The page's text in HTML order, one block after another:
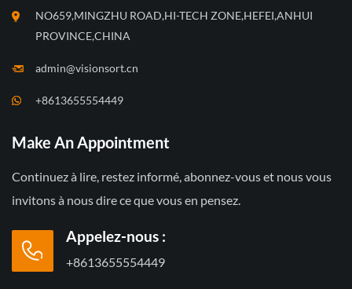
NO659,MINGZHU ROAD,HI-TECH ZONE,HEFEI,ANHUI
PROVINCE,CHINA
admin@visionsort.cn
+8613655554449
Make An Appointment
Continuez à lire, restez informé, abonnez-vous et nous vous
invitons à nous dire ce que vous en pensez.
Appelez-nous :
+8613655554449